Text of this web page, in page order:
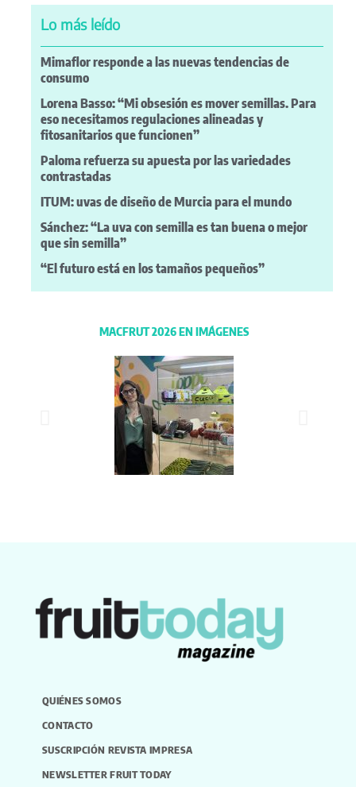
Lo más leído
Mimaflor responde a las nuevas tendencias de
consumo
Lorena Basso: “Mi obsesión es mover semillas. Para
eso necesitamos regulaciones alineadas y
fitosanitarios que funcionen”
Paloma refuerza su apuesta por las variedades
contrastadas
ITUM: uvas de diseño de Murcia para el mundo
Sánchez: “La uva con semilla es tan buena o mejor
que sin semilla”
“El futuro está en los tamaños pequeños”
MACFRUT 2026 EN IMÁGENES
QUIÉNES SOMOS
CONTACTO
SUSCRIPCIÓN REVISTA IMPRESA
NEWSLETTER FRUIT TODAY